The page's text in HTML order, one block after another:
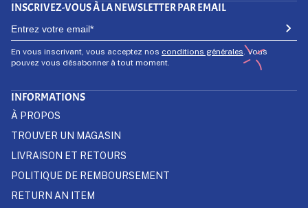
INSCRIVEZ-VOUS À LA NEWSLETTER PAR EMAIL
En vous inscrivant, vous acceptez nos conditions générales. Vous
pouvez vous désabonner à tout moment.
INFORMATIONS
À PROPOS
TROUVER UN MAGASIN
LIVRAISON ET RETOURS
POLITIQUE DE REMBOURSEMENT
RETURN AN ITEM